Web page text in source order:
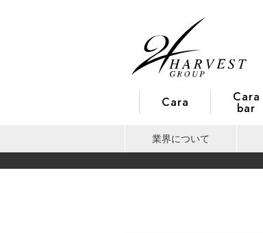
Cara Cara
bar
業界について